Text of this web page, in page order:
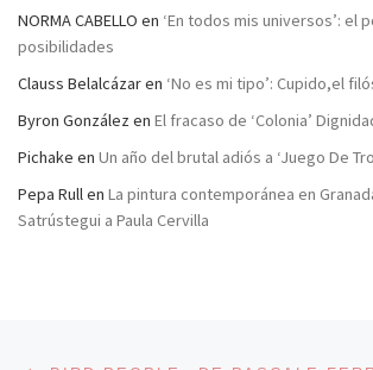
NORMA CABELLO en ‘En todos mis universos’: el
posibilidades
Clauss Belalcázaren ‘No es mi tipo’: Cupido,el
Byron González en El fracaso de ‘Colonia’
Pichake en Un año del brutal adiós a ‘Juego De
Pepa Rullen La pintura contemporánea en
Satrústegui a Paula Cervilla